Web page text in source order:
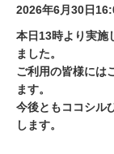
2026年6月30日
本日13時より実施
ました。
ご利用の皆様には
ます。
今後ともココシル
します。